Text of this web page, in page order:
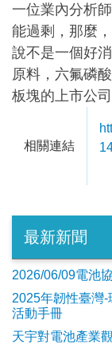
一位業內分析
能過剩，那麼
說不是一個好
原料，六氟磷
板塊的上市公司
相關連結
最新新聞
2026/06/09電池
2025年韌性臺灣
活動手冊
天宇對電池產業